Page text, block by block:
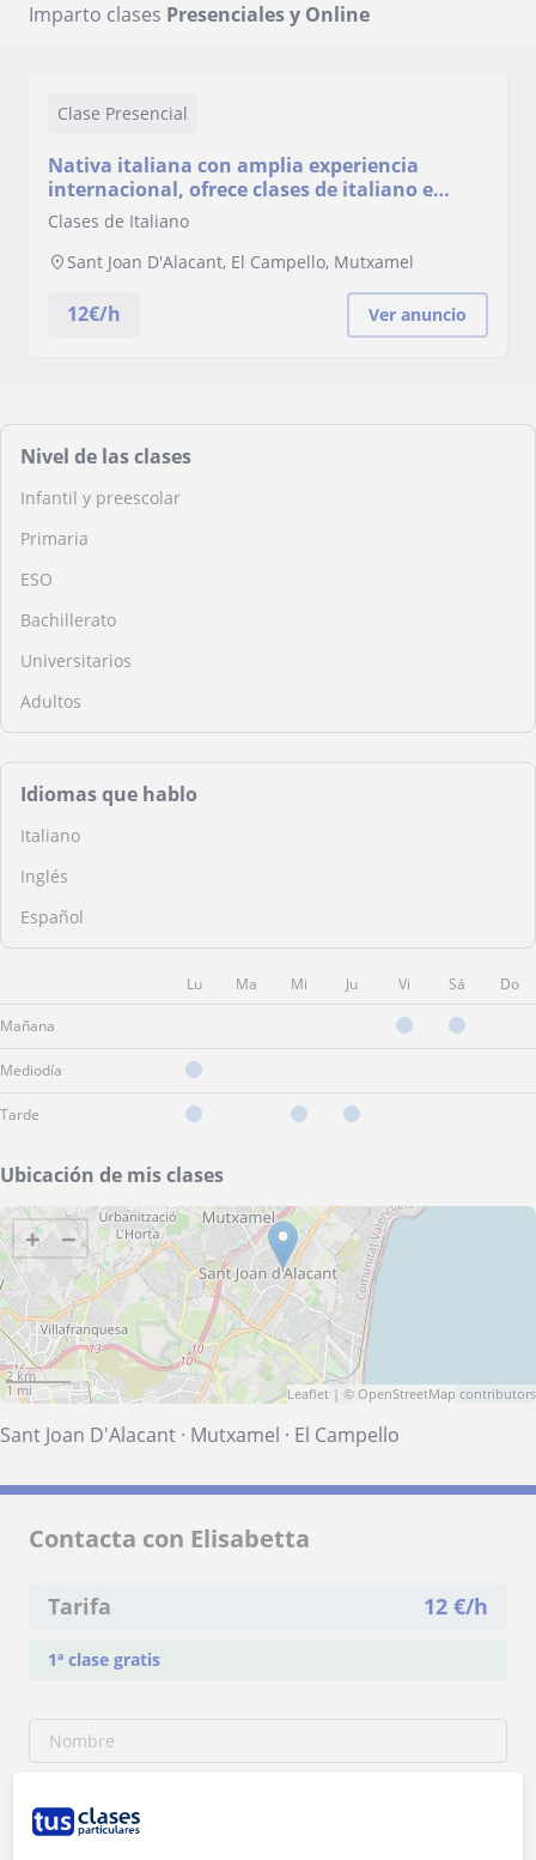
Imparto clases Presenciales y Online
Clase Presencial
Nativa italiana con amplia experiencia
internacional, ofrece clases de italiano e
inglés para niños y adultos
Clases de Italiano
Sant Joan D'Alacant, El Campello, Mutxamel
12€/h Ver anuncio
Nivel de las clases
Infantil y preescolar
Primaria
ESO
Bachillerato
Universitarios
Adultos
Idiomas que hablo
Italiano
Inglés
Español
Lu Ma Mi Ju Vi Sá Do
Mañana
Mediodía
Tarde
Ubicación de mis clases
+ −
2 km
1 mi
Leaflet | © OpenStreetMap contributors
Sant Joan D'Alacant · Mutxamel · El Campello
Contacta con Elisabetta
Tarifa 12 €/h
1ª clase gratis